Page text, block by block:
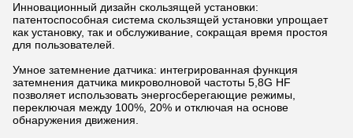
Инновационный дизайн скользящей установки:
патентоспособная система скользящей установки упрощает
как установку, так и обслуживание, сокращая время простоя
для пользователей.
Умное затемнение датчика: интегрированная функция
затемнения датчика микроволновой частоты 5,8G HF
позволяет использовать энергосберегающие режимы,
переключая между 100%, 20% и отключая на основе
обнаружения движения.